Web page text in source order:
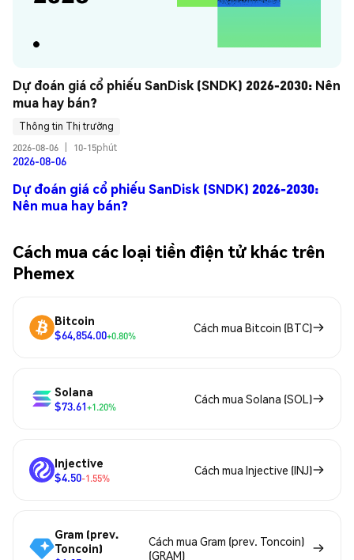
Dự đoán giá cổ phiếu SanDisk (SNDK) 2026-2030: Nên
mua hay bán?
Thông tin Thị trường
2026-08-06
10-15phút
2026-08-06
Dự đoán giá cổ phiếu SanDisk (SNDK) 2026-2030:
Nên mua hay bán?
Cách mua các loại tiền điện tử khác trên
Phemex
Bitcoin
$64,854.00+0.80%
Cách mua Bitcoin (BTC)
Solana
$73.61+1.20%
Cách mua Solana (SOL)
Injective
$4.50-1.55%
Cách mua Injective (INJ)
Gram (prev.
Toncoin)
Cách mua Gram (prev. Toncoin)
(GRAM)